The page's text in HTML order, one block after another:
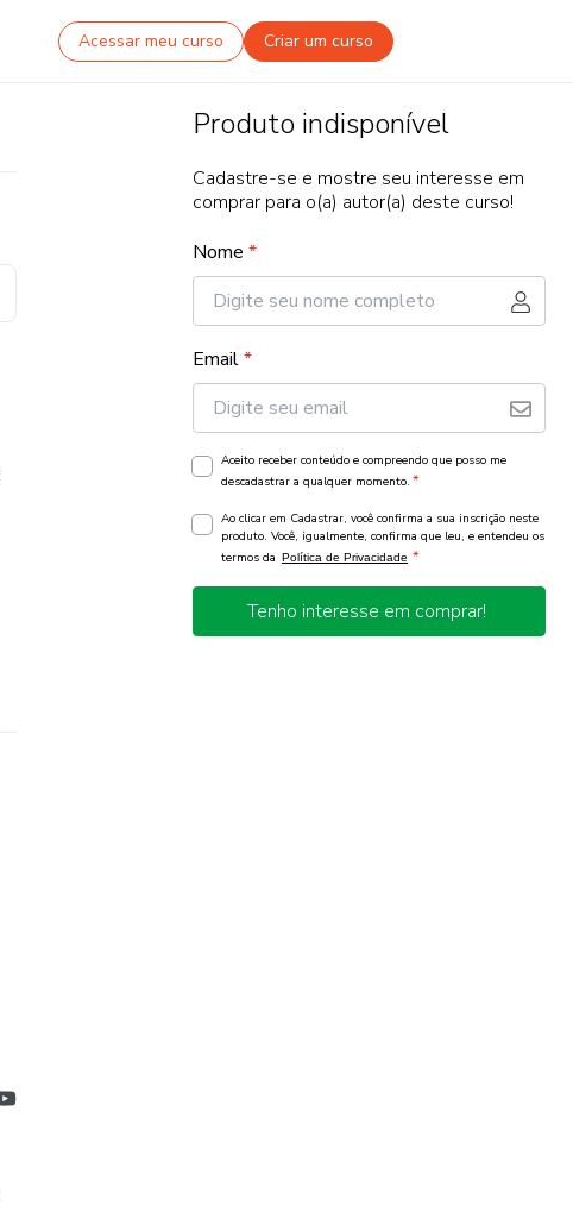
Acessar meu curso Criar um curso
Produto indisponível
Cadastre-se e mostre seu interesse em
comprar para o(a) autor(a) deste curso!
Nome *
Email*
Aceito receber conteúdo e compreendo que posso me
descadastrar a qualquer momento. *
Ao clicar em Cadastrar, você confirma a sua inscrição neste
produto. Você, igualmente, confirma que leu, e entendeu os
termos da Política de Privacidade *
Tenho interesse em comprar!